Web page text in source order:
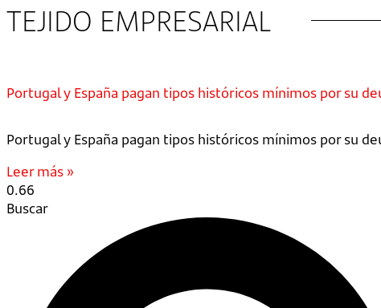
TEJIDO EMPRESARIAL
Portugal y España pagan tipos históricos mínimos por su
Portugal y España pagan tipos históricos mínimos por su
Leer más »
Buscar